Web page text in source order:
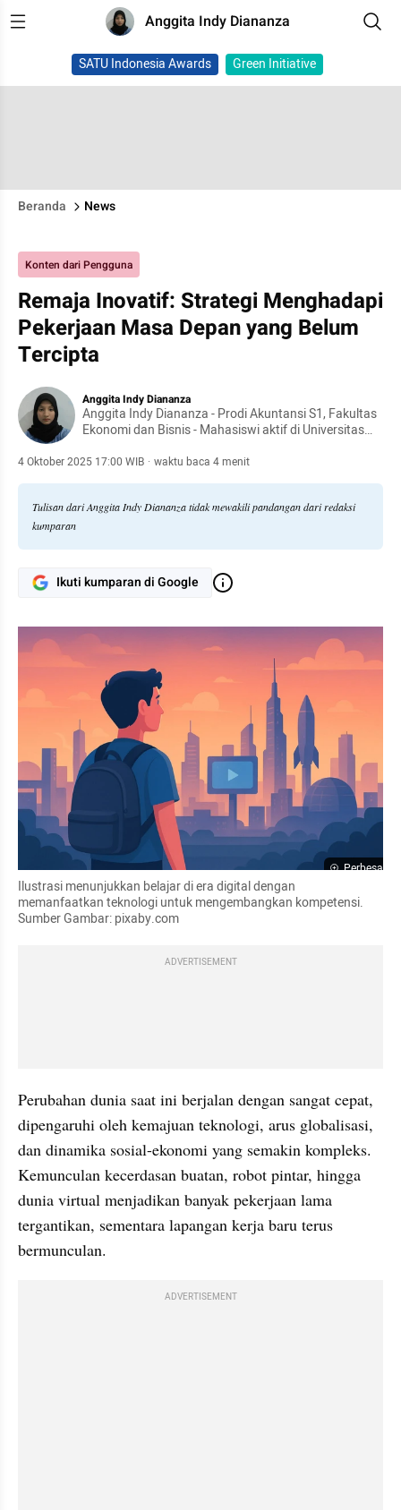
Anggita Indy Diananza
SATU Indonesia Awards Green Initiative
Beranda News
Konten dari Pengguna
Remaja Inovatif: Strategi Menghadapi
Pekerjaan Masa Depan yang Belum
Tercipta
Anggita Indy Diananza
Anggita Indy Diananza - Prodi Akuntansi S1, Fakultas
Ekonomi dan Bisnis - Mahasiswi aktif di Universitas
4 Oktober 2025 17:00 WIB · waktu baca 4 menit
Tulisan dari Anggita Indy Diananza tidak mewakili pandangan dari redaksi
kumparan
Ikuti kumparan di Google
Perbesar
Ilustrasi menunjukkan belajar di era digital dengan
memanfaatkan teknologi untuk mengembangkan kompetensi.
Sumber Gambar: pixaby.com
ADVERTISEMENT
Perubahan dunia saat ini berjalan dengan sangat cepat,
dipengaruhi oleh kemajuan teknologi, arus globalisasi,
dan dinamika sosial-ekonomi yang semakin kompleks.
Kemunculan kecerdasan buatan, robot pintar, hingga
dunia virtual menjadikan banyak pekerjaan lama
tergantikan, sementara lapangan kerja baru terus
bermunculan.
ADVERTISEMENT